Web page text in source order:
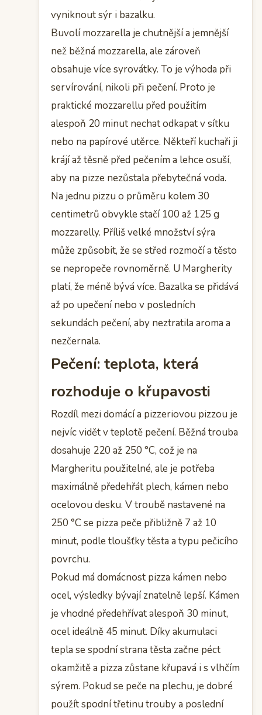
vyniknout sýr i bazalku.
Buvolí mozzarella je chutnější a jemnější
než běžná mozzarella, ale zároveň
obsahuje více syrovátky. To je výhoda při
servírování, nikoli při pečení. Proto je
praktické mozzarellu před použitím
alespoň 20 minut nechat odkapat v sítku
nebo na papírové utěrce. Někteří kuchaři ji
krájí až těsně před pečením a lehce osuší,
aby na pizze nezůstala přebytečná voda.
Na jednu pizzu o průměru kolem 30
centimetrů obvykle stačí 100 až 125 g
mozzarelly. Příliš velké množství sýra
může způsobit, že se střed rozmočí a těsto
se nepropeče rovnoměrně. U Margherity
platí, že méně bývá více. Bazalka se přidává
až po upečení nebo v posledních
sekundách pečení, aby neztratila aroma a
nezčernala.
Pečení: teplota, která
rozhoduje o křupavosti
Rozdíl mezi domácí a pizzeriovou pizzou je
nejvíc vidět v teplotě pečení. Běžná trouba
dosahuje 220 až 250 °C, což je na
Margheritu použitelné, ale je potřeba
maximálně předehřát plech, kámen nebo
ocelovou desku. V troubě nastavené na
250 °C se pizza peče přibližně 7 až 10
minut, podle tloušťky těsta a typu pečicího
povrchu.
Pokud má domácnost pizza kámen nebo
ocel, výsledky bývají znatelně lepší. Kámen
je vhodné předehřívat alespoň 30 minut,
ocel ideálně 45 minut. Díky akumulaci
tepla se spodní strana těsta začne péct
okamžitě a pizza zůstane křupavá i s vlhčím
sýrem. Pokud se peče na plechu, je dobré
použít spodní třetinu trouby a poslední